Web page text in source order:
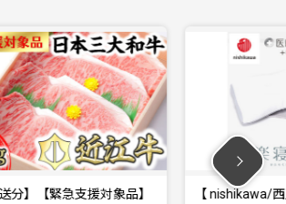
【 nishikawa/西川 】New 医師がす
【